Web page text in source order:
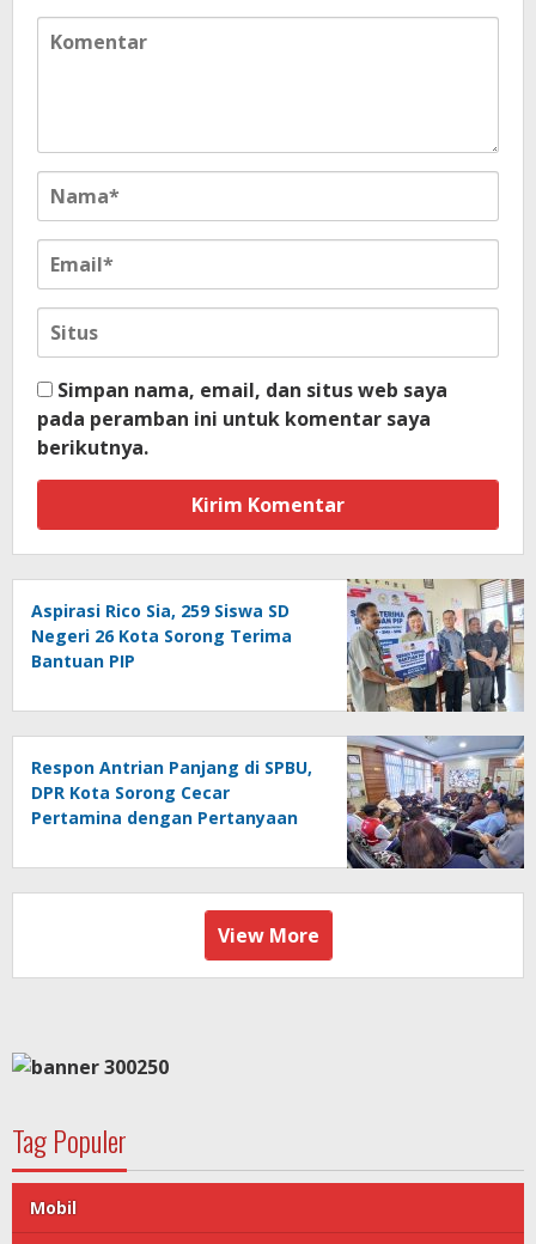
Simpan nama, email, dan situs web saya
pada peramban ini untuk komentar saya
berikutnya.
Aspirasi Rico Sia, 259 Siswa SD
Negeri 26 Kota Sorong Terima
Bantuan PIP
Respon Antrian Panjang di SPBU,
DPR Kota Sorong Cecar
Pertamina dengan Pertanyaan
View More
Tag Populer
Mobil